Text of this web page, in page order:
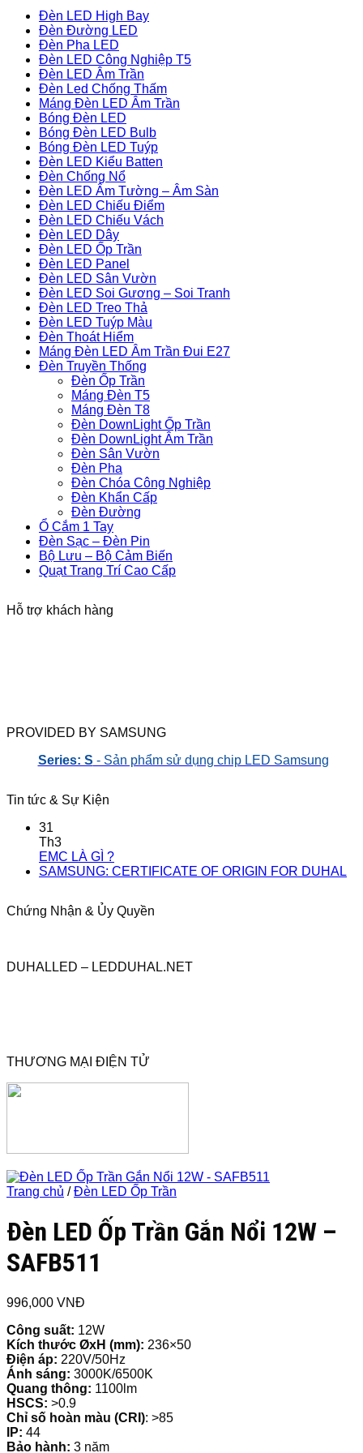
Đèn LED High Bay
Đèn Đường LED
Đèn Pha LED
Đèn LED Công Nghiệp T5
Đèn LED Âm Trần
Đèn Led Chống Thấm
Máng Đèn LED Âm Trần
Bóng Đèn LED
Bóng Đèn LED Bulb
Bóng Đèn LED Tuýp
Đèn LED Kiểu Batten
Đèn Chống Nổ
Đèn LED Âm Tường – Âm Sàn
Đèn LED Chiếu Điểm
Đèn LED Chiếu Vách
Đèn LED Dây
Đèn LED Ốp Trần
Đèn LED Panel
Đèn LED Sân Vườn
Đèn LED Soi Gương – Soi Tranh
Đèn LED Treo Thả
Đèn LED Tuýp Màu
Đèn Thoát Hiểm
Máng Đèn LED Âm Trần Đui E27
Đèn Truyền Thống
Đèn Ốp Trần
Máng Đèn T5
Máng Đèn T8
Đèn DownLight Ốp Trần
Đèn DownLight Âm Trần
Đèn Sân Vườn
Đèn Pha
Đèn Chóa Công Nghiệp
Đèn Khẩn Cấp
Đèn Đường
Ổ Cắm 1 Tay
Đèn Sạc – Đèn Pin
Bộ Lưu – Bộ Cảm Biến
Quạt Trang Trí Cao Cấp
Hỗ trợ khách hàng
PROVIDED BY SAMSUNG
Series: S - Sản phẩm sử dụng chip LED Samsung
Tin tức & Sự Kiện
31
Th3
EMC LÀ GÌ ?
SAMSUNG: CERTIFICATE OF ORIGIN FOR DUHAL
Chứng Nhận & Ủy Quyền
DUHALLED – LEDDUHAL.NET
THƯƠNG MẠI ĐIỆN TỬ
Trang chủ / Đèn LED Ốp Trần
Đèn LED Ốp Trần Gắn Nổi 12W –
SAFB511
996,000 VNĐ
Công suất: 12W
Kích thước ØxH (mm): 236×50
Điện áp: 220V/50Hz
Ánh sáng: 3000K/6500K
Quang thông: 1100lm
HSCS: >0.9
Chỉ số hoàn màu (CRI): >85
IP: 44
Bảo hành: 3 năm